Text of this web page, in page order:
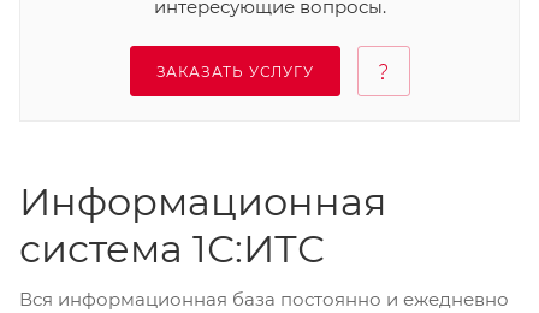
интересующие вопросы.
ЗАКАЗАТЬ УСЛУГУ
Информационная
система 1С:ИТС
Вся информационная база постоянно и ежедневно